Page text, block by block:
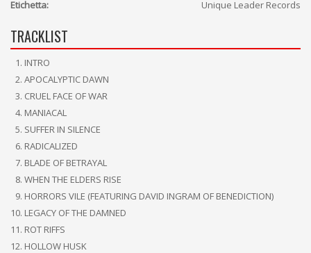
Etichetta:
Unique Leader Records
TRACKLIST
INTRO
APOCALYPTIC DAWN
CRUEL FACE OF WAR
MANIACAL
SUFFER IN SILENCE
RADICALIZED
BLADE OF BETRAYAL
WHEN THE ELDERS RISE
HORRORS VILE (FEATURING DAVID INGRAM OF BENEDICTION)
LEGACY OF THE DAMNED
ROT RIFFS
HOLLOW HUSK